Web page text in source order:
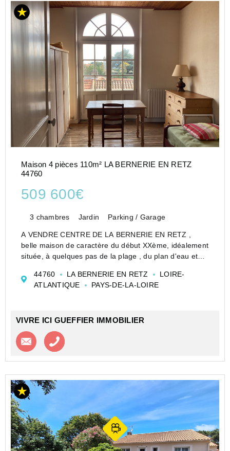
Maison 4 pièces 110m² LA BERNERIE EN RETZ
44760
509 600€
3 chambres Jardin Parking / Garage
A VENDRE CENTRE DE LA BERNERIE EN RETZ ,
belle maison de caractère du début XXème, idéalement
située, à quelques pas de la plage , du plan d'eau et
Entrée, séjour traversant avec cheminée, cuisine dans
la continuité, wc.
44760 LA BERNERIE EN RETZ
LOIRE-
ATLANTIQUE
PAYS-DE-LA-LOIRE
VIVRE ICI GUEFFIER IMMOBILIER
Contacter l'agence